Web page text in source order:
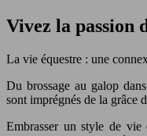
Vivez la passion
La vie équestre : une
Du brossage au galop
sont imprégnés de la grâce
Embrasser un style de vie